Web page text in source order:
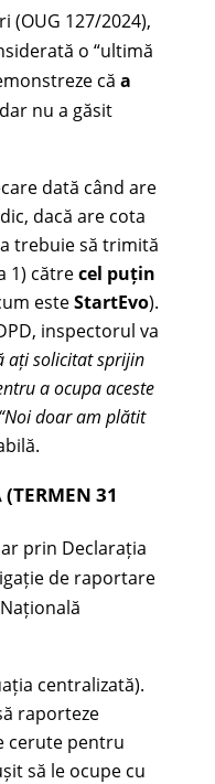
(OUG 127/2024),
o “ultimă
că a
nu a găsit
dată când are
dacă are cota
trebuie să trimită
1) cătrecel puțin
esteStartEvo).
inspectorul va
ați solicitat sprijin
a ocupa aceste
“Noi doar am plătit
31
prin Declarația
de raportare
centralizată).
raporteze
cerute pentru
să le ocupe cu